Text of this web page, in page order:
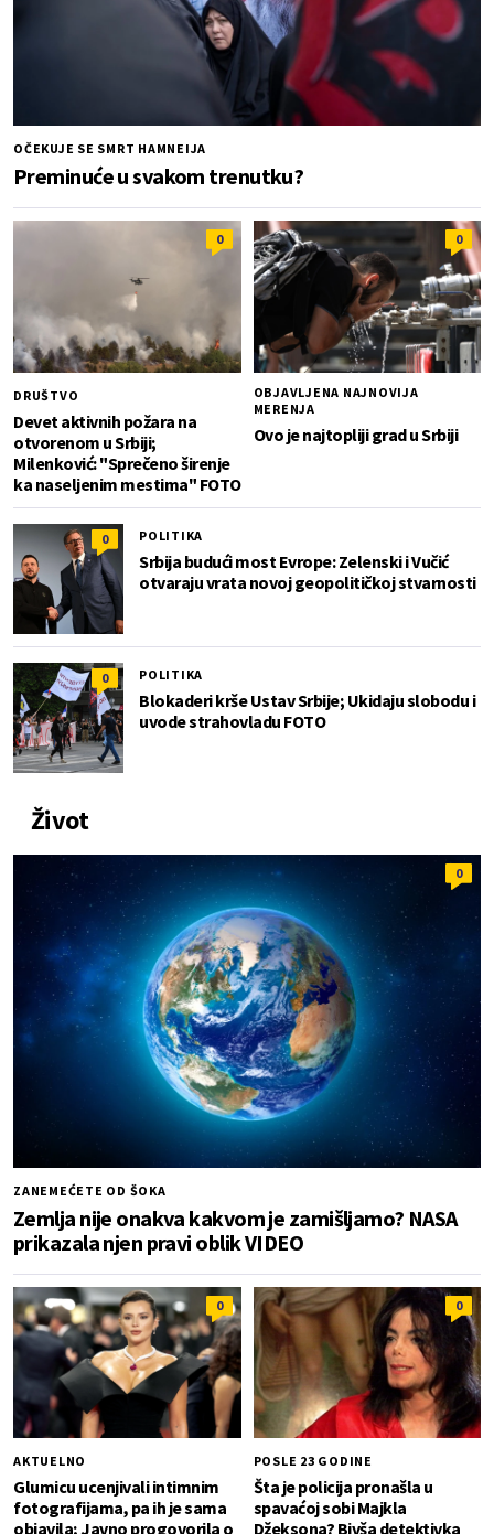
OČEKUJE SE SMRT HAMNEIJA
Preminuće u svakom trenutku?
0
DRUŠTVO
Devet aktivnih požara na
otvorenom u Srbiji;
Milenković: "Sprečeno širenje
ka naseljenim mestima" FOTO
0
OBJAVLJENA NAJNOVIJA
MERENJA
Ovo je najtopliji grad u Srbiji
0 POLITIKA
Srbija budući most Evrope: Zelenski i Vučić
otvaraju vrata novoj geopolitičkoj stvarnosti
0 POLITIKA
Blokaderi krše Ustav Srbije; Ukidaju slobodu i
uvode strahovladu FOTO
Život
0
ZANEMEĆETE OD ŠOKA
Zemlja nije onakva kakvom je zamišljamo? NASA
prikazala njen pravi oblik VIDEO
0
AKTUELNO
Glumicu ucenjivali intimnim
fotografijama, pa ih je sama
objavila; Javno progovorila o
0
POSLE 23 GODINE
Šta je policija pronašla u
spavaćoj sobi Majkla
Džeksona? Bivša detektivka